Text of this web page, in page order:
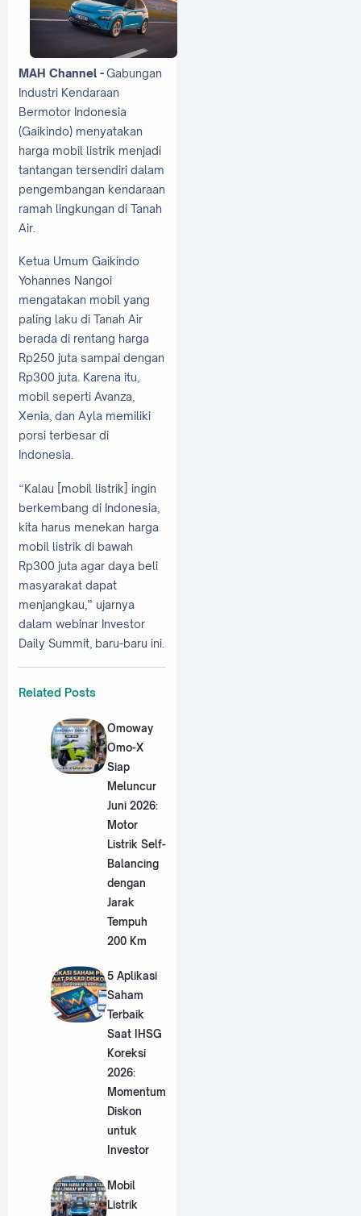
MAH Channel -Gabungan
Industri Kendaraan
Bermotor Indonesia
(Gaikindo) menyatakan
harga mobil listrik menjadi
tantangan tersendiri dalam
pengembangan kendaraan
ramah lingkungan di Tanah
Air.
Ketua Umum Gaikindo
Yohannes Nangoi
mengatakan mobil yang
paling laku di Tanah Air
berada di rentang harga
Rp250 juta sampai dengan
Rp300 juta. Karena itu,
mobil seperti Avanza,
Xenia, dan Ayla memiliki
porsi terbesar di
Indonesia.
“Kalau [mobil listrik] ingin
berkembang di Indonesia,
kita harus menekan harga
mobil listrik di bawah
Rp300 juta agar daya beli
masyarakat dapat
menjangkau,” ujarnya
dalam webinar Investor
Daily Summit, baru-baru ini.
Related Posts
Omoway
Omo-X
Siap
Meluncur
Juni 2026:
Motor
Listrik Self-
Balancing
dengan
Jarak
Tempuh
200 Km
5 Aplikasi
Saham
Terbaik
Saat IHSG
Koreksi
2026:
Momentum
Diskon
untuk
Investor
Mobil
Listrik